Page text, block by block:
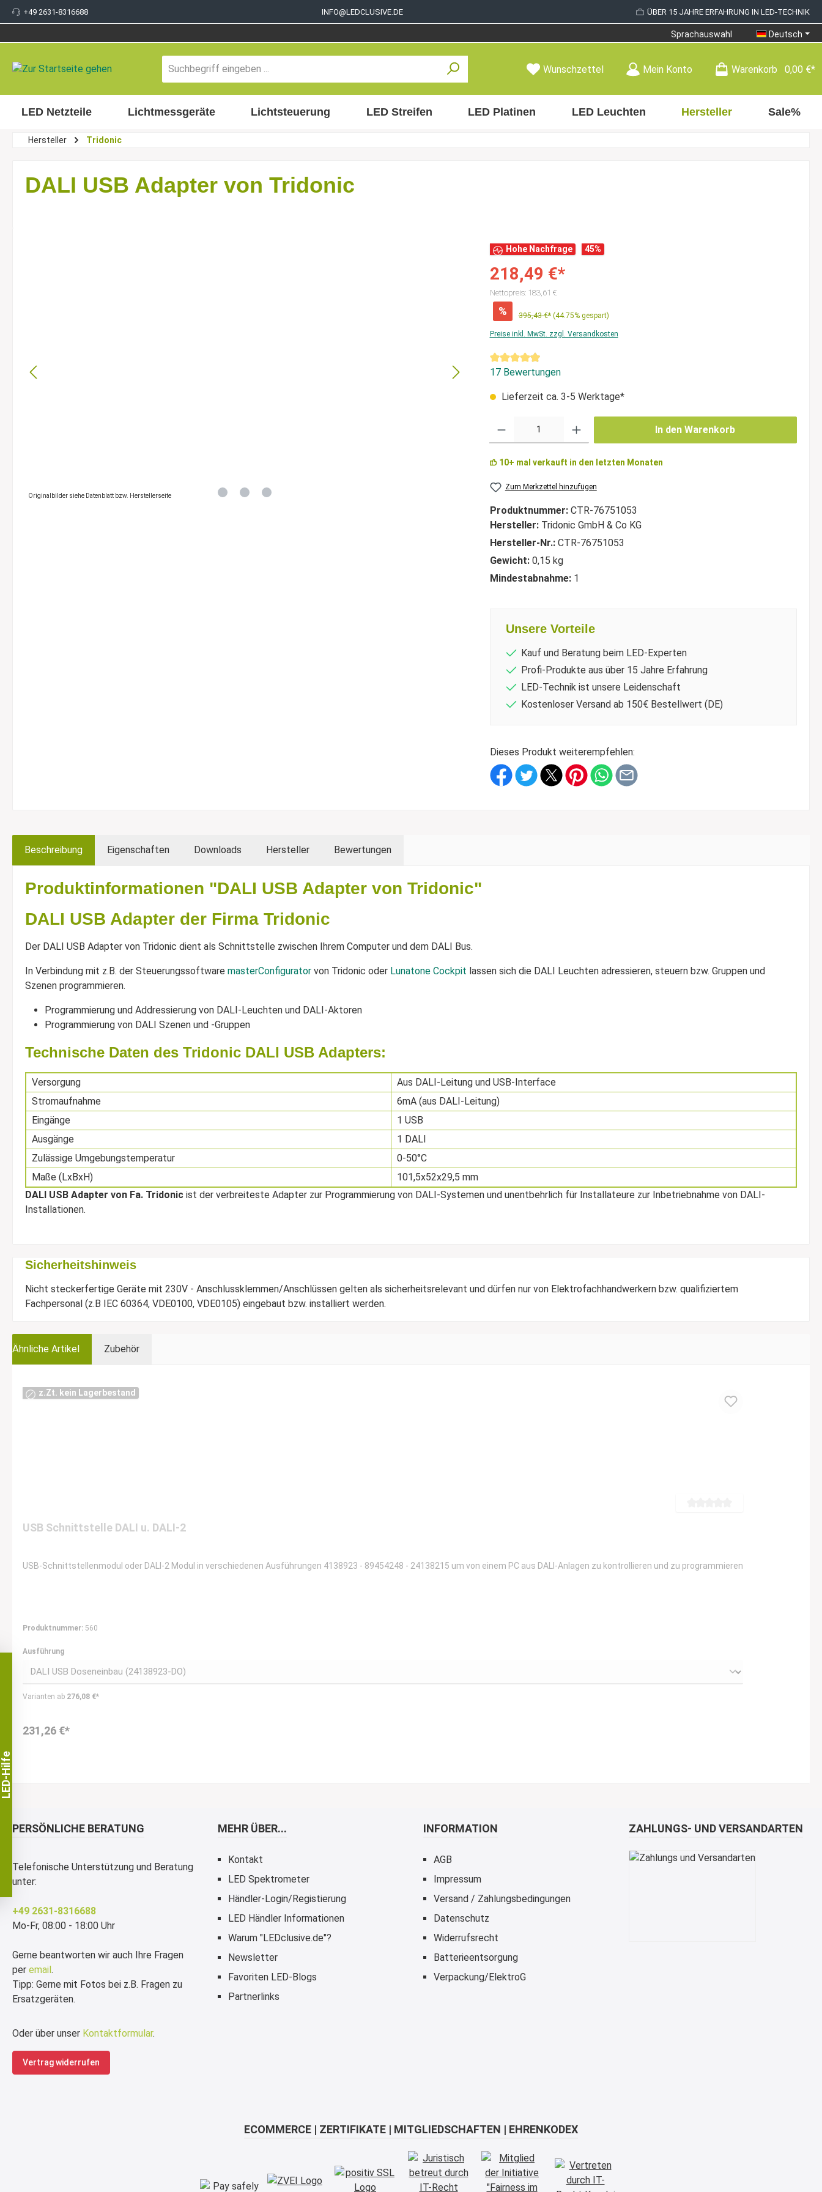
springen
+49 2631-8316688 INFO@LEDCLUSIVE.DE ÜBER 15 JAHRE ERFAHRUNG IN LED-TECHNIK
Sprachauswahl Deutsch
Wunschzettel Mein Konto Warenkorb 0,00 €*
LED Netzteile Lichtmessgeräte Lichtsteuerung LED Streifen LED Platinen LED Leuchten Hersteller Sale%
Hersteller Tridonic
DALI USB Adapter von Tridonic
Originalbilder siehe Datenblatt bzw. Herstellerseite
Hohe Nachfrage 45%
218,49 €*
Nettopreis: 183,61 €
% 395,43 €* (44.75% gespart)
Preise inkl. MwSt. zzgl. Versandkosten
Durchschnittliche Bewertung von 4.9 von 5 Sternen
17 Bewertungen
Lieferzeit ca. 3-5 Werktage*
In den Warenkorb
10+ mal verkauft in den letzten Monaten
Zum Merkzettel hinzufügen
Produktnummer: CTR-76751053
Hersteller: Tridonic GmbH & Co KG
Hersteller-Nr.: CTR-76751053
Gewicht: 0,15 kg
Mindestabnahme: 1
Unsere Vorteile
Kauf und Beratung beim LED-Experten
Profi-Produkte aus über 15 Jahre Erfahrung
LED-Technik ist unsere Leidenschaft
Kostenloser Versand ab 150€ Bestellwert (DE)
Dieses Produkt weiterempfehlen:
Beschreibung Eigenschaften Downloads Hersteller Bewertungen
Produktinformationen "DALI USB Adapter von Tridonic"
DALI USB Adapter der Firma Tridonic
Der DALI USB Adapter von Tridonic dient als Schnittstelle zwischen Ihrem Computer und dem DALI Bus.
In Verbindung mit z.B. der Steuerungssoftware masterConfigurator von Tridonic oder Lunatone Cockpit lassen sich die DALI Leuchten adressieren, steuern bzw. Gruppen und
Szenen programmieren.
Programmierung und Addressierung von DALI-Leuchten und DALI-Aktoren
Programmierung von DALI Szenen und -Gruppen
Technische Daten des Tridonic DALI USB Adapters:
Versorgung
Aus DALI-Leitung und USB-Interface
Stromaufnahme
6mA (aus DALI-Leitung)
Eingänge
1 USB
Ausgänge
1 DALI
Zulässige Umgebungstemperatur
0-50°C
Maße (LxBxH)
101,5x52x29,5 mm
DALI USB Adapter von Fa. Tridonic ist der verbreiteste Adapter zur Programmierung von DALI-Systemen und unentbehrlich für Installateure zur Inbetriebnahme von DALI-
Installationen.
Sicherheitshinweis
Nicht steckerfertige Geräte mit 230V - Anschlussklemmen/Anschlüssen gelten als sicherheitsrelevant und dürfen nur von Elektrofachhandwerkern bzw. qualifiziertem
Fachpersonal (z.B IEC 60364, VDE0100, VDE0105) eingebaut bzw. installiert werden.
Ähnliche Artikel Zubehör
z.Zt. kein Lagerbestand
USB Schnittstelle DALI u. DALI-2
USB-Schnittstellenmodul oder DALI-2 Modul in verschiedenen Ausführungen 4138923 - 89454248 - 24138215 um von einem PC aus DALI-Anlagen zu kontrollieren und zu programmieren
Produktnummer: 560
Ausführung
Varianten ab 276,08 €*
231,26 €*
PERSÖNLICHE BERATUNG
Telefonische Unterstützung und Beratung
unter:
+49 2631-8316688
Mo-Fr, 08:00 - 18:00 Uhr
Gerne beantworten wir auch Ihre Fragen
per email .
Tipp: Gerne mit Fotos bei z.B. Fragen zu
Ersatzgeräten.
Oder über unser Kontaktformular.
Vertrag widerrufen
MEHR ÜBER...
Kontakt
LED Spektrometer
Händler-Login/Registierung
LED Händler Informationen
Warum "LEDclusive.de"?
Newsletter
Favoriten LED-Blogs
Partnerlinks
INFORMATION
AGB
Impressum
Versand / Zahlungsbedingungen
Datenschutz
Widerrufsrecht
Batterieentsorgung
Verpackung/ElektroG
ZAHLUNGS- UND VERSANDARTEN
ECOMMERCE | ZERTIFIKATE | MITGLIEDSCHAFTEN | EHRENKODEX
LED-Hilfe